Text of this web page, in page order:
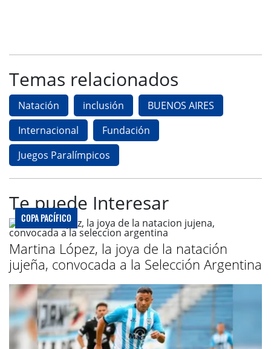
Temas relacionados
Natación inclusión
BUENOS AIRES
Internacional
Fundación
Juegos Paralímpicos
Te puede Interesar
COPA PACÍFICO
Martina López, la joya de la natación
jujeña, convocada a la Selección Argentina